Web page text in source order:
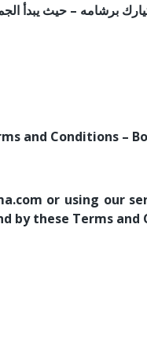
برشامه – حيث يبدأ
or using our
by these Terms and